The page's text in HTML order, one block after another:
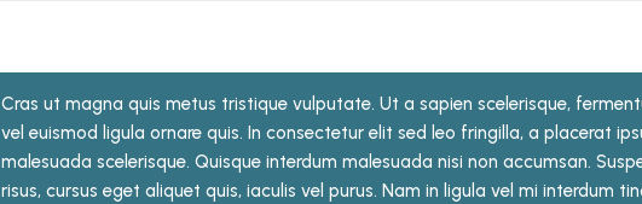
Cras ut magna quis metus tristique vulputate. Ut a sapien scelerisque,
vel euismod ligula ornare quis. In consectetur elit sed leo fringilla, a placerat
malesuada scelerisque. Quisque interdum malesuada nisi non accumsan.
risus, cursus eget aliquet quis, iaculis vel purus. Nam in ligula vel mi interdum